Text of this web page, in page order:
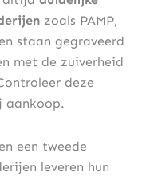
zoals PAMP,
staan gegraveerd
met de zuiverheid
deze
aankoop.
een tweede
leveren hun